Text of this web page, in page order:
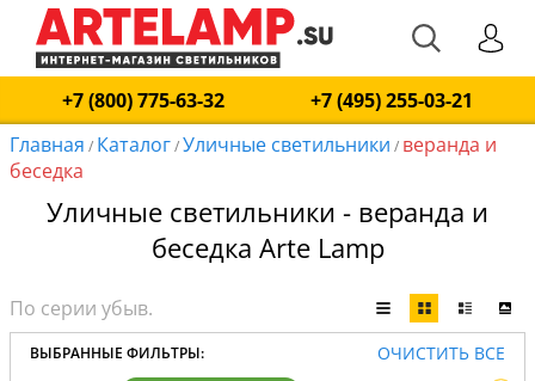
+7 (800) 775-63-32
+7 (495) 255-03-21
Главная / Каталог/Уличные светильники / веранда и
беседка
Уличные светильники - веранда и
беседка Arte Lamp
ВЫБРАННЫЕ ФИЛЬТРЫ: ОЧИСТИТЬ ВСЕ